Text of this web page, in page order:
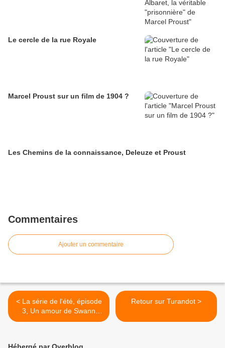
Le cercle de la rue Royale
Marcel Proust sur un film de 1904 ?
Les Chemins de la connaissance, Deleuze et Proust
Commentaires
Ajouter un commentaire
< La série de l'été, épisode
3, Un amour de Swann
(suite)
Retour sur Turandot >